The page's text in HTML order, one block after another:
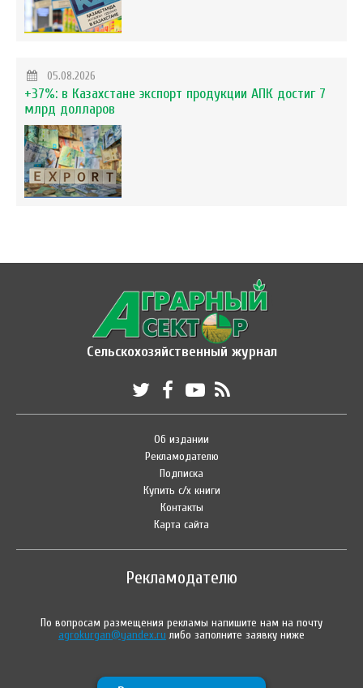
05.08.2026
+37%: в Казахстане экспорт продукции АПК достиг 7
млрд долларов
Сельскохозяйственный журнал
Об издании
Рекламодателю
Подписка
Купить с/х книги
Контакты
Карта сайта
Рекламодателю
По вопросам размещения рекламы напишите нам на почту
agrokurgan@yandex.ru либо заполните заявку ниже